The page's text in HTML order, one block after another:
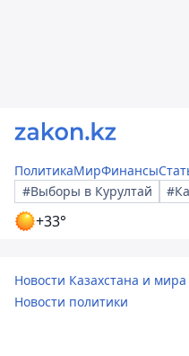
ПолитикаМирФинансы
#Выборы в Курултай
+33°
Новости Казахстана и мира
Новости политики